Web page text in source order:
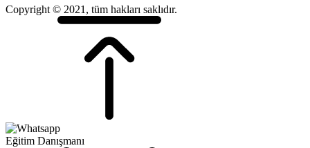
Copyright © 2021, tüm hakları saklıdır.
Eğitim Danışmanı